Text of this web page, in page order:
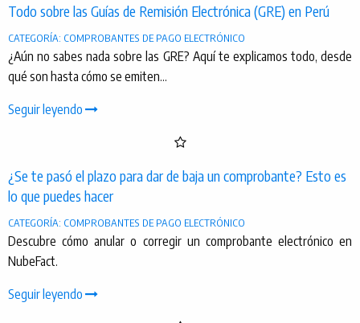
Todo sobre las Guías de Remisión Electrónica (GRE) en Perú
CATEGORÍA: COMPROBANTES DE PAGO ELECTRÓNICO
¿Aún no sabes nada sobre las GRE? Aquí te explicamos todo, desde
qué son hasta cómo se emiten...
Seguir leyendo
¿Se te pasó el plazo para dar de baja un comprobante? Esto es
lo que puedes hacer
CATEGORÍA: COMPROBANTES DE PAGO ELECTRÓNICO
Descubre cómo anular o corregir un comprobante electrónico en
NubeFact.
Seguir leyendo